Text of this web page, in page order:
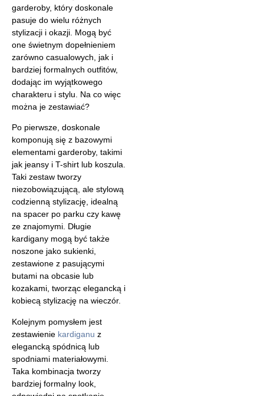
garderoby, który doskonale
pasuje do wielu różnych
stylizacji i okazji. Mogą być
one świetnym dopełnieniem
zarówno casualowych, jak i
bardziej formalnych outfitów,
dodając im wyjątkowego
charakteru i stylu. Na co więc
można je zestawiać?
Po pierwsze, doskonale
komponują się z bazowymi
elementami garderoby, takimi
jak jeansy i T-shirt lub koszula.
Taki zestaw tworzy
niezobowiązującą, ale stylową
codzienną stylizację, idealną
na spacer po parku czy kawę
ze znajomymi. Długie
kardigany mogą być także
noszone jako sukienki,
zestawione z pasującymi
butami na obcasie lub
kozakami, tworząc elegancką i
kobiecą stylizację na wieczór.
Kolejnym pomysłem jest
zestawienie kardiganu z
elegancką spódnicą lub
spodniami materiałowymi.
Taka kombinacja tworzy
bardziej formalny look,